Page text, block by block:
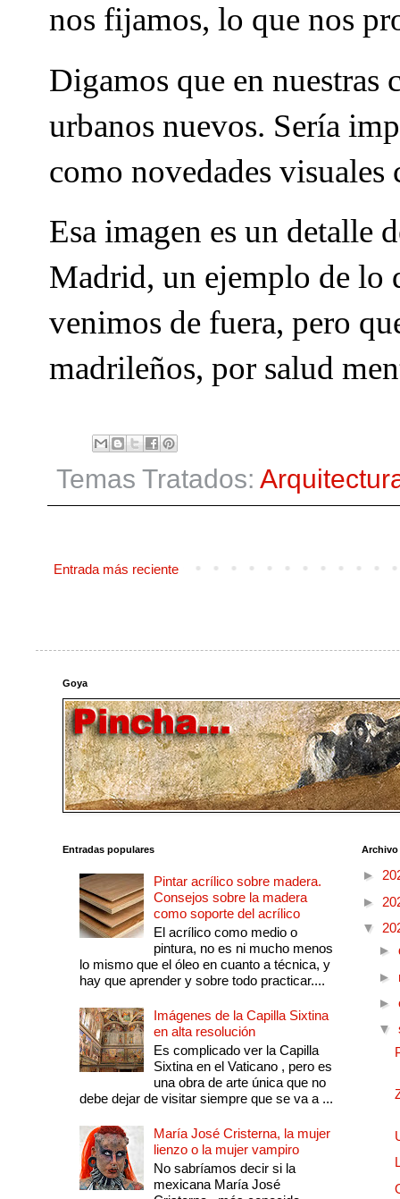
nos fijamos, lo que nos
Digamos que en nuestras
urbanos nuevos. Sería
como novedades visuales
Esa imagen es un detalle
Madrid, un ejemplo de lo
venimos de fuera, pero
madrileños, por salud
Temas Tratados:
Entrada más reciente
Goya
Entradas populares
Pintar acrílico sobre madera.
Consejos sobre la madera
como soporte del acrílico
El acrílico como medio o
pintura, no es ni mucho menos
lo mismo que el óleo en cuanto a técnica, y
hay que aprender y sobre todo practicar....
Imágenes de la Capilla Sixtina
en alta resolución
Es complicado ver la Capilla
Sixtina en el Vaticano , pero es
una obra de arte única que no
debe dejar de visitar siempre que se va a ...
María José Cristerna, la mujer
lienzo o la mujer vampiro
No sabríamos decir si la
mexicana María José
►
►
▼
►
►
►
▼